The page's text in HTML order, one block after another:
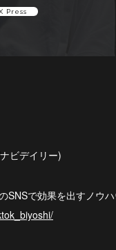
Press
ビデイリー)
SNSで効果を出すノウハ